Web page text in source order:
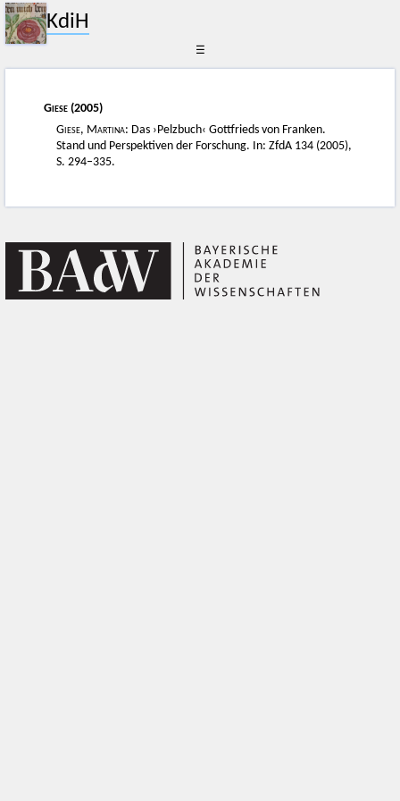
KdiH
☰
Giese (2005)
Giese, Martina: Das ›Pelzbuch‹ Gottfrieds von Franken.
Stand und Perspektiven der Forschung. In: ZfdA 134 (2005),
S. 294–335.